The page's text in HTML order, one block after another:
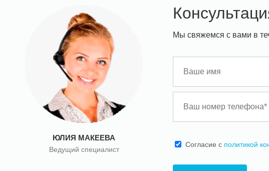
ЮЛИЯ МАКЕЕВА
Ведущий специалист
Мы свяжемся с вами в
Cогласие с политикой